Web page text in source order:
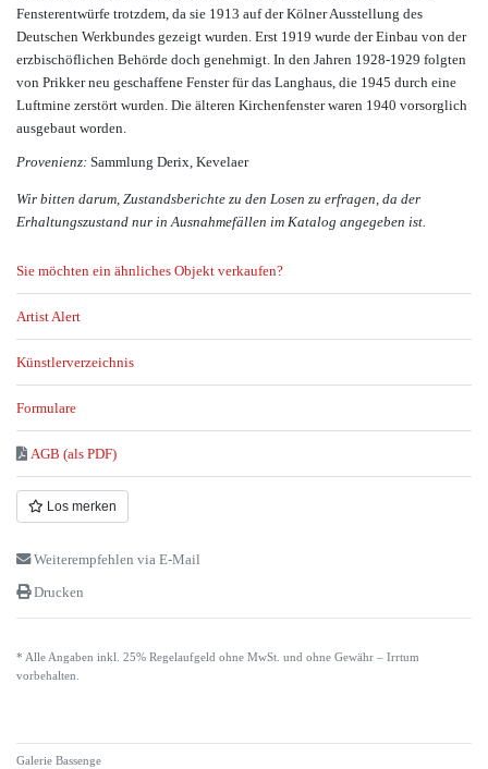
Fensterentwürfe trotzdem, da sie 1913 auf der Kölner Ausstellung des
Deutschen Werkbundes gezeigt wurden. Erst 1919 wurde der Einbau von der
erzbischöflichen Behörde doch genehmigt. In den Jahren 1928-1929 folgten
von Prikker neu geschaffene Fenster für das Langhaus, die 1945 durch eine
Luftmine zerstört wurden. Die älteren Kirchenfenster waren 1940 vorsorglich
ausgebaut worden.
Provenienz: Sammlung Derix, Kevelaer
Wir bitten darum, Zustandsberichte zu den Losen zu erfragen, da der
Erhaltungszustand nur in Ausnahmefällen im Katalog angegeben ist.
Sie möchten ein ähnliches Objekt verkaufen?
Artist Alert
Künstlerverzeichnis
Formulare
AGB (als PDF)
Los merken
Weiterempfehlen via E-Mail
Drucken
* Alle Angaben inkl. 25% Regelaufgeld ohne MwSt. und ohne Gewähr – Irrtum
vorbehalten.
Galerie Bassenge